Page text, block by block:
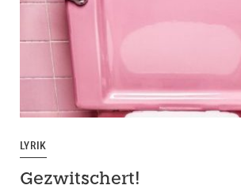
LYRIK
Gezwitschert!